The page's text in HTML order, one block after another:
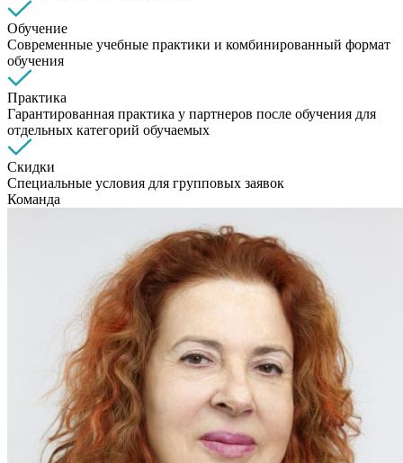
Обучение
Современные учебные практики и комбинированный формат
обучения
Практика
Гарантированная практика у партнеров после обучения для
отдельных категорий обучаемых
Скидки
Специальные условия для групповых заявок
Команда